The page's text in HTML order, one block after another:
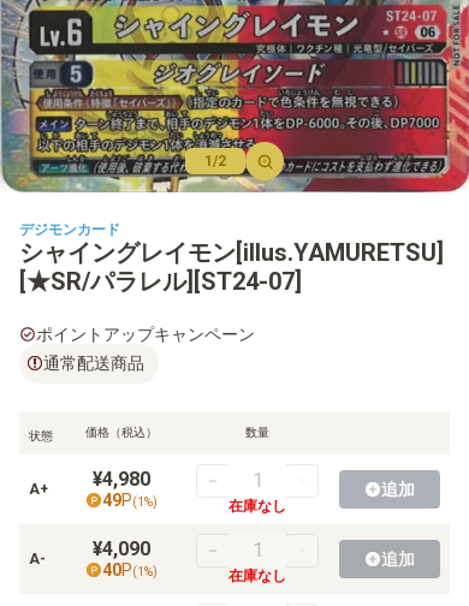
【BT-19】クロスエボリューション
【BT-18】エレメントサクセサー
【BT-17】シークレットクライシス
【BT-16】BEGINNING OBSERVER
【BT-14】BLAST ACE
【BT-13】VSロイヤルナイツ
【BT-12】アクロス・タイム
【BT-10】クロスエンカウンター
【BT-09】Xレコード
【BT-08】ニューヒーロー
【BT-07】ネクストアドベンチャー
1/2
デジモンカード
シャイングレイモン[illus.YAMURETSU]
[★SR/パラレル][ST24-07]
ポイントアップキャンペーン
通常配送商品
状態 価格（税込） 数量
A+ ¥4,980
49P(1%) 在庫なし
追加
A- ¥4,090
40P(1 %) 在庫なし
追加